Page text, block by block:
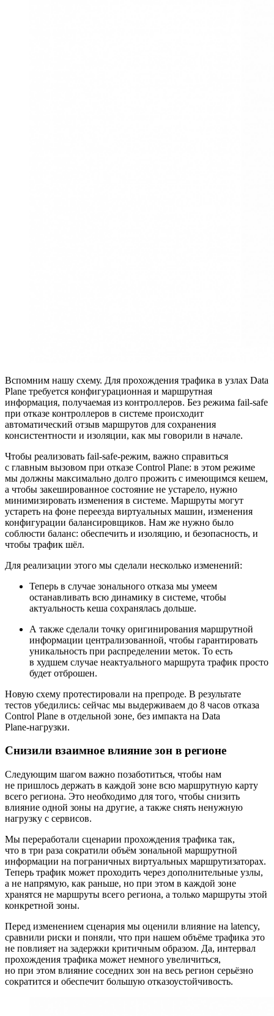
Вспомним нашу схему. Для прохождения трафика в узлах Data
Plane требуется конфигурационная и маршрутная
информация, получаемая из контроллеров. Без режима fail‑safe
при отказе контроллеров в системе происходит
автоматический отзыв маршрутов для сохранения
консистентности и изоляции, как мы говорили в начале.
Чтобы реализовать fail‑safe‑режим, важно справиться
с главным вызовом при отказе Control Plane: в этом режиме
мы должны максимально долго прожить с имеющимся кешем,
а чтобы закешированное состояние не устарело, нужно
минимизировать изменения в системе. Маршруты могут
устареть на фоне переезда виртуальных машин, изменения
конфигурации балансировщиков. Нам же нужно было
соблюсти баланс: обеспечить и изоляцию, и безопасность, и
чтобы трафик шёл.
Для реализации этого мы сделали несколько изменений:
Теперь в случае зонального отказа мы умеем
останавливать всю динамику в системе, чтобы
актуальность кеша сохранялась дольше.
А также сделали точку оригинирования маршрутной
информации централизованной, чтобы гарантировать
уникальность при распределении меток. То есть
в худшем случае неактуального маршрута трафик просто
будет отброшен.
Новую схему протестировали на препроде. В результате
тестов убедились: сейчас мы выдерживаем до 8 часов отказа
Control Plane в отдельной зоне, без импакта на Data
Plane‑нагрузки.
Снизили взаимное влияние зон в регионе
Следующим шагом важно позаботиться, чтобы нам
не пришлось держать в каждой зоне всю маршрутную карту
всего региона. Это необходимо для того, чтобы снизить
влияние одной зоны на другие, а также снять ненужную
нагрузку с сервисов.
Мы переработали сценарии прохождения трафика так,
что в три раза сократили объём зональной маршрутной
информации на пограничных виртуальных маршрутизаторах.
Теперь трафик может проходить через дополнительные узлы,
а не напрямую, как раньше, но при этом в каждой зоне
хранятся не маршруты всего региона, а только маршруты этой
конкретной зоны.
Перед изменением сценария мы оценили влияние на latency,
сравнили риски и поняли, что при нашем объёме трафика это
не повлияет на задержки критичным образом. Да, интервал
прохождения трафика может немного увеличиться,
но при этом влияние соседних зон на весь регион серьёзно
сократится и обеспечит большую отказоустойчивость.